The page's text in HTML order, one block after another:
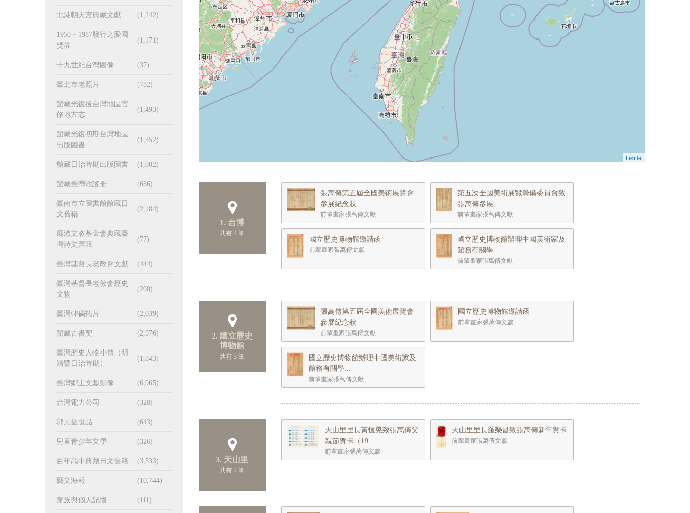
北港朝天宮典藏文獻 (1,242)
1950－1987發行之愛國
獎券
(1,171)
十九世紀台灣圖像 (37)
臺北市老照片 (782)
館藏光復後台灣地區官
修地方志
(1,493)
館藏光復初期台灣地區
出版圖書
(1,352)
館藏日治時期出版圖書 (1,002)
館藏臺灣歌謠冊 (666)
臺南市立圖書館館藏日
文舊籍
(2,184)
鹿港文教基金會典藏臺
灣詩文舊籍
(77)
臺灣基督長老教會文獻 (444)
臺灣基督長老教會歷史
文物
(200)
臺灣碑碣拓片 (2,039)
館藏古書契 (2,976)
臺灣歷史人物小傳（明
清暨日治時期）
(1,843)
臺灣鄉土文獻影像 (6,965)
台灣電力公司 (328)
郭元益食品 (643)
兒童青少年文學 (326)
百年高中典藏日文舊籍 (3,533)
藝文海報 (10,744)
家族與個人記憶 (111)
Leaflet
1. 台博
共有 4 筆
張萬傳第五屆全國美術展覽會
參展紀念狀
前輩畫家張萬傳文獻
第五次全國美術展覽籌備委員會致
張萬傳參展...
前輩畫家張萬傳文獻
國立歷史博物館邀請函
前輩畫家張萬傳文獻
國立歷史博物館辦理中國美術家及
館務有關學...
前輩畫家張萬傳文獻
2. 國立歷史
博物館
共有 3 筆
張萬傳第五屆全國美術展覽會
參展紀念狀
前輩畫家張萬傳文獻
國立歷史博物館邀請函
前輩畫家張萬傳文獻
國立歷史博物館辦理中國美術家及
館務有關學...
前輩畫家張萬傳文獻
3. 天山里
共有 2 筆
天山里里長黃恆晃致張萬傳父
親節賀卡（19...
前輩畫家張萬傳文獻
天山里里長羅榮昌致張萬傳新年賀卡
前輩畫家張萬傳文獻